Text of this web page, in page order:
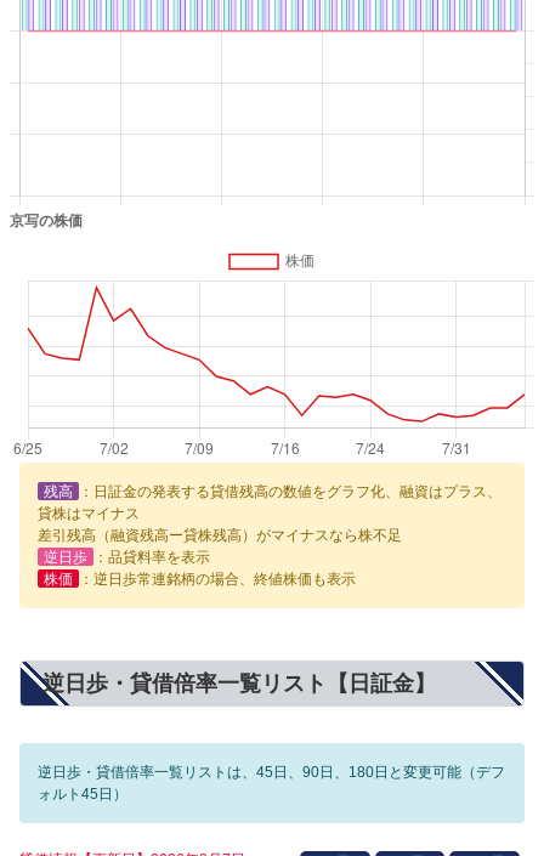
残高
：日証金の発表する貸借残高の数値をグラフ化、融資はプラス、
貸株はマイナス
差引残高（融資残高ー貸株残高）がマイナスなら株不足
逆日歩
：品貸料率を表示
株価
：逆日歩常連銘柄の場合、終値株価も表示
逆日歩・貸借倍率一覧リスト【日証金】
逆日歩・貸借倍率一覧リストは、45日、90日、180日と変更可能（デフ
ォルト45日）